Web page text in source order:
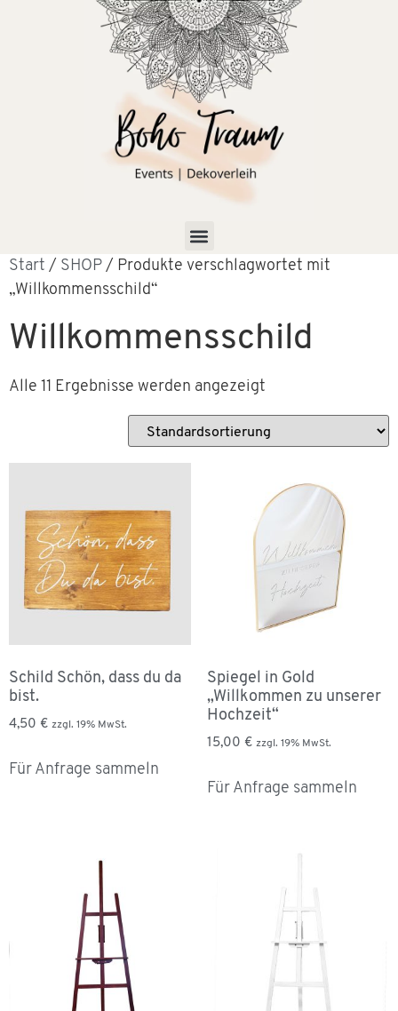
Start / SHOP / Produkte verschlagwortet mit
„Willkommensschild“
Willkommensschild
Alle 11 Ergebnisse werden angezeigt
Schild Schön, dass du da
bist.
4,50 € zzgl. 19% MwSt.
Für Anfrage sammeln
Spiegel in Gold
„Willkommen zu unserer
Hochzeit“
15,00 € zzgl. 19% MwSt.
Für Anfrage sammeln